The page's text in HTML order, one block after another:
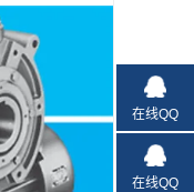
在线QQ
在线QQ